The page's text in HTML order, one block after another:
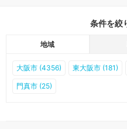
条件を絞
地域
大阪市 (4356) 東大阪市 (181)
門真市 (25)